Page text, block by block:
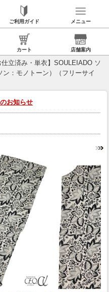
ご利用ガイド メニュー
カート 店舗案内
立済み・単衣】SOULEIADO ソ
：モノトーン）（フリーサイ
お知らせ